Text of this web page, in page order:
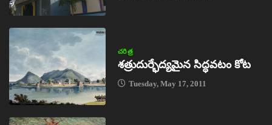
చరిత్ర
శత్రుదుర్భేద్యమైన సిద్ధవటం కోట
Tuesday, May 17, 2011